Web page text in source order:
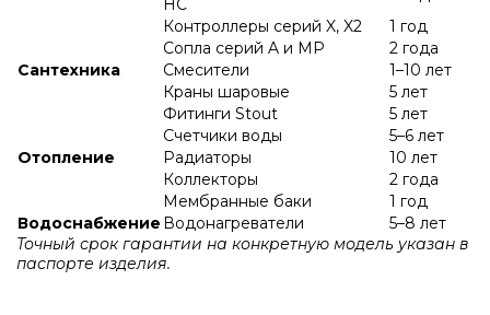
HC
Контроллеры серий X, X2
1 год
Сопла серий A и МР
2 года
Сантехника
Смесители
1–10 лет
Краны шаровые
5 лет
Фитинги Stout
5 лет
Счетчики воды
5–6 лет
Отопление
Радиаторы
10 лет
Коллекторы
2 года
Мембранные баки
1 год
Водоснабжение Водонагреватели
5–8 лет
Точный срок гарантии на конкретную модель указан в
паспорте изделия.